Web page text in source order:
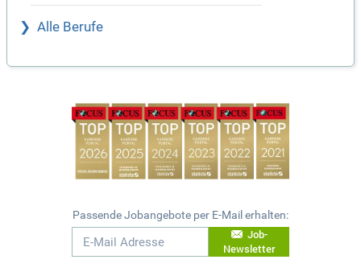
Alle Berufe
Passende Jobangebote per E-Mail erhalten:
Job-
Newsletter